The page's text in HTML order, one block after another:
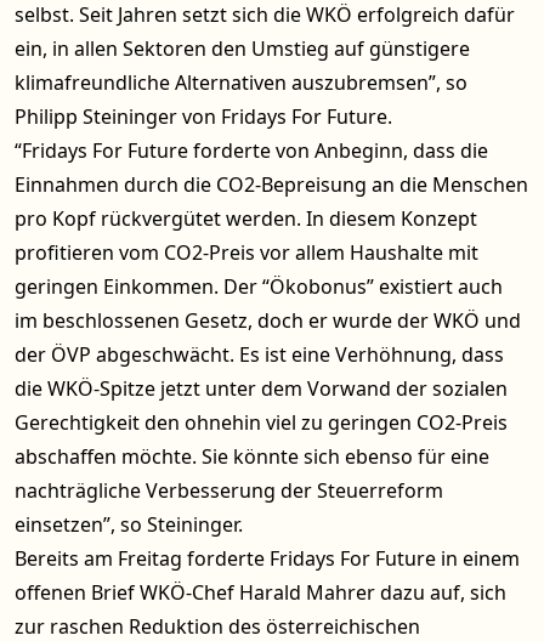
selbst. Seit Jahren setzt sich die WKÖ erfolgreich dafür
ein, in allen Sektoren den Umstieg auf günstigere
klimafreundliche Alternativen auszubremsen”, so
Philipp Steininger von Fridays For Future.
“Fridays For Future forderte von Anbeginn, dass die
Einnahmen durch die CO2-Bepreisung an die Menschen
pro Kopf rückvergütet werden. In diesem Konzept
profitieren vom CO2-Preis vor allem Haushalte mit
geringen Einkommen. Der “Ökobonus” existiert auch
im beschlossenen Gesetz, doch er wurde der WKÖ und
der ÖVP abgeschwächt. Es ist eine Verhöhnung, dass
die WKÖ-Spitze jetzt unter dem Vorwand der sozialen
Gerechtigkeit den ohnehin viel zu geringen CO2-Preis
abschaffen möchte. Sie könnte sich ebenso für eine
nachträgliche Verbesserung der Steuerreform
einsetzen”, so Steininger.
Bereits am Freitag forderte Fridays For Future in einem
offenen Brief WKÖ-Chef Harald Mahrer dazu auf, sich
zur raschen Reduktion des österreichischen